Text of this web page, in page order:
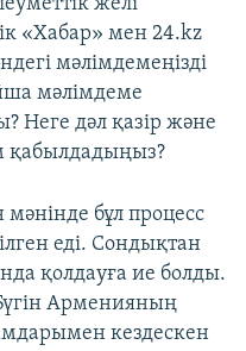
желі
«Хабар» мен 24.kz
мәлімдемеңізді
мәлімдеме
Неге дәл қазір және
қабылдадыңыз?
бұл процесс
еді. Сондықтан
қолдауға ие болды.
Арменияның
кездескен